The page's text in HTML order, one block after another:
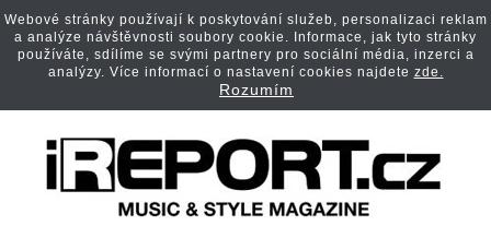
Webové stránky používají k poskytování služeb, personalizaci reklam
a analýze návštěvnosti soubory cookie. Informace, jak tyto stránky
používáte, sdílíme se svými partnery pro sociální média, inzerci a
analýzy. Více informací o nastavení cookies najdete zde.
Rozumím